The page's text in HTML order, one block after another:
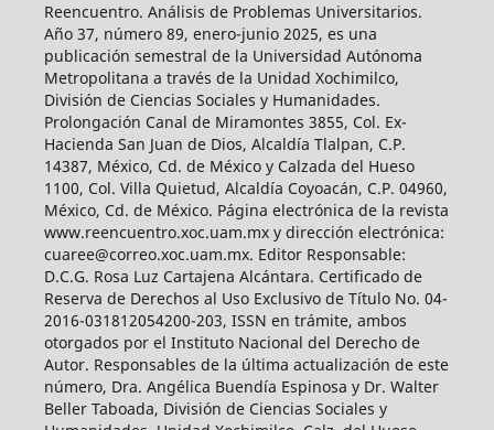
Reencuentro. Análisis de Problemas Universitarios.
Año 37, número 89, enero-junio 2025, es una
publicación semestral de la Universidad Autónoma
Metropolitana a través de la Unidad Xochimilco,
División de Ciencias Sociales y Humanidades.
Prolongación Canal de Miramontes 3855, Col. Ex-
Hacienda San Juan de Dios, Alcaldía Tlalpan, C.P.
14387, México, Cd. de México y Calzada del Hueso
1100, Col. Villa Quietud, Alcaldía Coyoacán, C.P. 04960,
México, Cd. de México. Página electrónica de la revista
www.reencuentro.xoc.uam.mx y dirección electrónica:
cuaree@correo.xoc.uam.mx. Editor Responsable:
D.C.G. Rosa Luz Cartajena Alcántara. Certificado de
Reserva de Derechos al Uso Exclusivo de Título No. 04-
2016-031812054200-203, ISSN en trámite, ambos
otorgados por el Instituto Nacional del Derecho de
Autor. Responsables de la última actualización de este
número, Dra. Angélica Buendía Espinosa y Dr. Walter
Beller Taboada, División de Ciencias Sociales y